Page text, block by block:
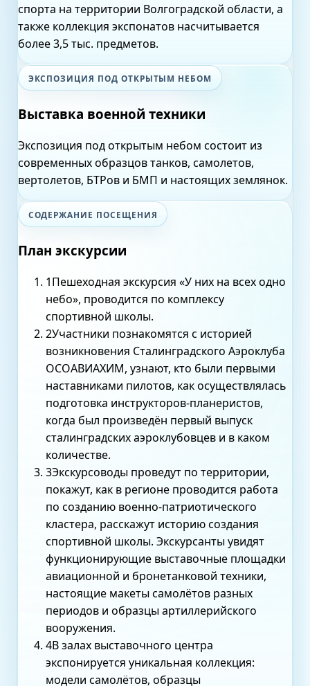
спорта на территории Волгоградской области, а
также коллекция экспонатов насчитывается
более 3,5 тыс. предметов.
ЭКСПОЗИЦИЯ ПОД ОТКРЫТЫМ НЕБОМ
Выставка военной техники
Экспозиция под открытым небом состоит из
современных образцов танков, самолетов,
вертолетов, БТРов и БМП и настоящих землянок.
СОДЕРЖАНИЕ ПОСЕЩЕНИЯ
План экскурсии
1Пешеходная экскурсия «У них на всех одно
небо», проводится по комплексу
спортивной школы.
2Участники познакомятся с историей
возникновения Сталинградского Аэроклуба
ОСОАВИАХИМ, узнают, кто были первыми
наставниками пилотов, как осуществлялась
подготовка инструкторов-планеристов,
когда был произведён первый выпуск
сталинградских аэроклубовцев и в каком
количестве.
3Экскурсоводы проведут по территории,
покажут, как в регионе проводится работа
по созданию военно-патриотического
кластера, расскажут историю создания
спортивной школы. Экскурсанты увидят
функционирующие выставочные площадки
авиационной и бронетанковой техники,
настоящие макеты самолётов разных
периодов и образцы артиллерийского
вооружения.
4В залах выставочного центра
экспонируется уникальная коллекция:
модели самолётов, образцы